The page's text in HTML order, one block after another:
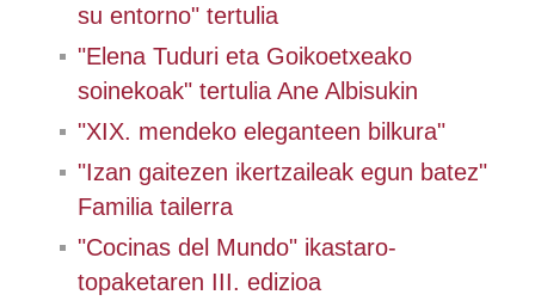
su entorno" tertulia
"Elena Tuduri eta Goikoetxeako
soinekoak" tertulia Ane Albisukin
"XIX. mendeko eleganteen bilkura"
"Izan gaitezen ikertzaileak egun batez"
Familia tailerra
"Cocinas del Mundo" ikastaro-
topaketaren III. edizioa